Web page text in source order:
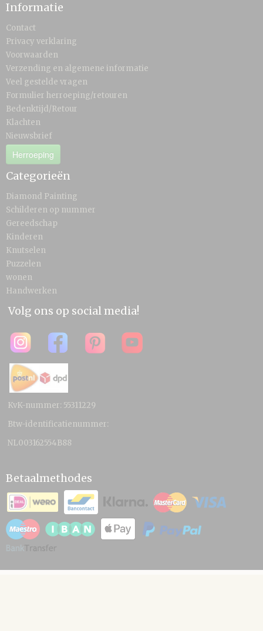
Informatie
Contact
Privacy verklaring
Voorwaarden
Verzending en algemene informatie
Veel gestelde vragen
Formulier herroeping/retouren
Bedenktijd/Retour
Klachten
Nieuwsbrief
Herroeping
Categorieën
Diamond Painting
Schilderen op nummer
Gereedschap
Kinderen
Knutselen
Puzzelen
wonen
Handwerken
Volg ons op social media!
KvK-nummer: 55311229
Btw-identificatienummer:
NL003162554B88
Betaalmethodes